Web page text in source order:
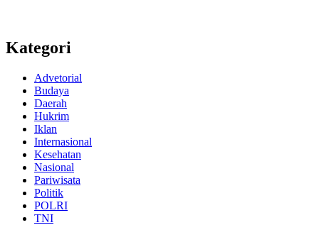
Kategori
Advetorial
Budaya
Daerah
Hukrim
Iklan
Internasional
Kesehatan
Nasional
Pariwisata
Politik
POLRI
TNI